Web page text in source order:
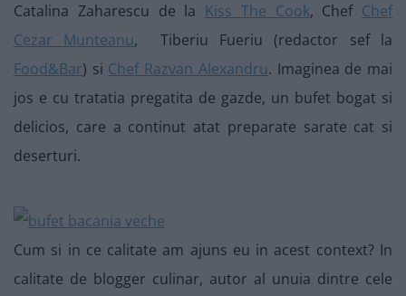
Catalina Zaharescu de la Kiss The Cook, Chef Chef
Cezar Munteanu, Tiberiu Fueriu (redactor sef la
Food&Bar) si Chef Razvan Alexandru. Imaginea de mai
jos e cu tratatia pregatita de gazde, un bufet bogat si
delicios, care a continut atat preparate sarate cat si
deserturi.
Cum si in ce calitate am ajuns eu in acest context? In
calitate de blogger culinar, autor al unuia dintre cele